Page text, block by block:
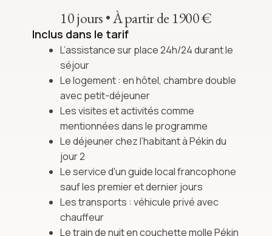
10 jours•À partir de 1900 €
Inclus dans le tarif
L’assistance sur place 24h/24 durant le
séjour
Le logement : en hôtel, chambre double
avec petit-déjeuner
Les visites et activités comme
mentionnées dans le programme
Le déjeuner chez l’habitant à Pékin du
jour 2
Le service d'un guide local francophone
sauf les premier et dernier jours
Les transports : véhicule privé avec
chauffeur
Le train de nuit en couchette molle Pékin